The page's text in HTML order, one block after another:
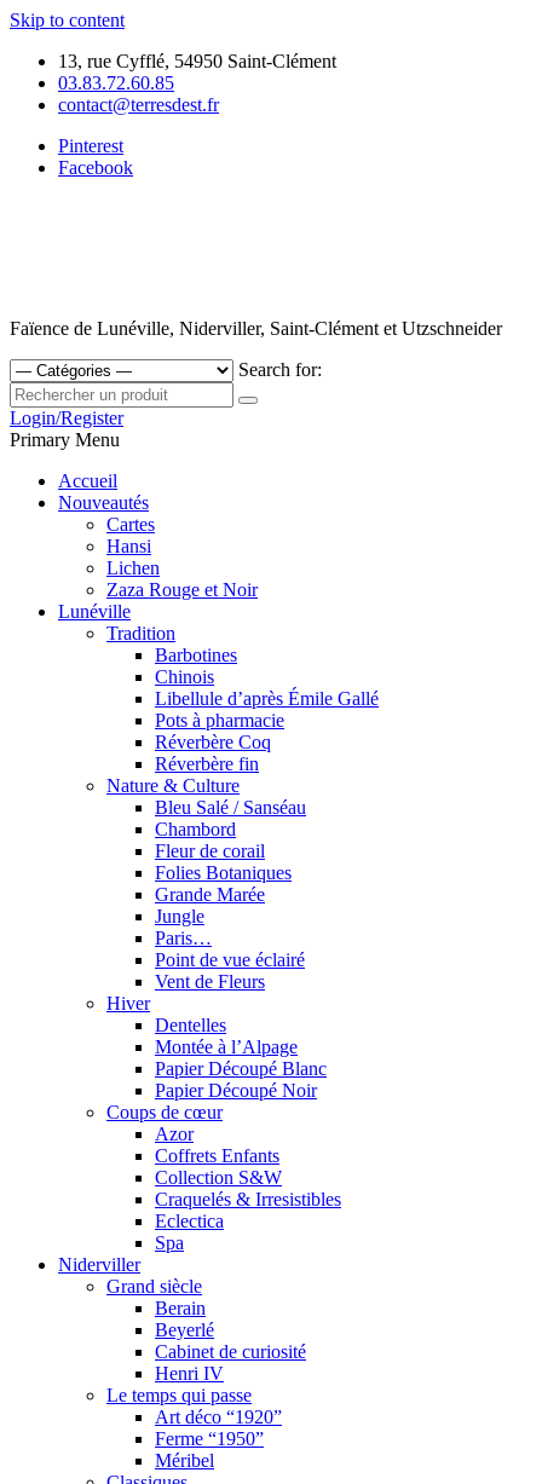
Skip to content
13, rue Cyfflé, 54950 Saint-Clément
03.83.72.60.85
contact@terresdest.fr
Pinterest
Facebook
Faïence de Lunéville, Niderviller, Saint-Clément et Utzschneider
Search for:
Login/Register
Primary Menu
Accueil
Nouveautés
Cartes
Hansi
Lichen
Zaza Rouge et Noir
Lunéville
Tradition
Barbotines
Chinois
Libellule d’après Émile Gallé
Pots à pharmacie
Réverbère Coq
Réverbère fin
Nature & Culture
Bleu Salé / Sanséau
Chambord
Fleur de corail
Folies Botaniques
Grande Marée
Jungle
Paris…
Point de vue éclairé
Vent de Fleurs
Hiver
Dentelles
Montée à l’Alpage
Papier Découpé Blanc
Papier Découpé Noir
Coups de cœur
Azor
Coffrets Enfants
Collection S&W
Craquelés & Irresistibles
Eclectica
Spa
Niderviller
Grand siècle
Berain
Beyerlé
Cabinet de curiosité
Henri IV
Le temps qui passe
Art déco “1920”
Ferme “1950”
Méribel